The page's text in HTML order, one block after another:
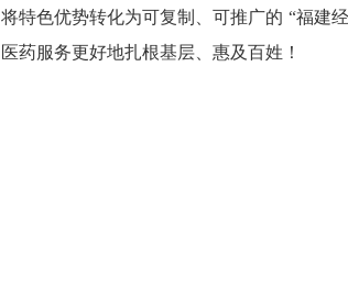
将特色优势转化为可复制、可推广的 “福建
医药服务更好地扎根基层、惠及百姓！